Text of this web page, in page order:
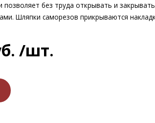
позволяет без труда открывать и
Шляпки саморезов прикрываются
/шт.